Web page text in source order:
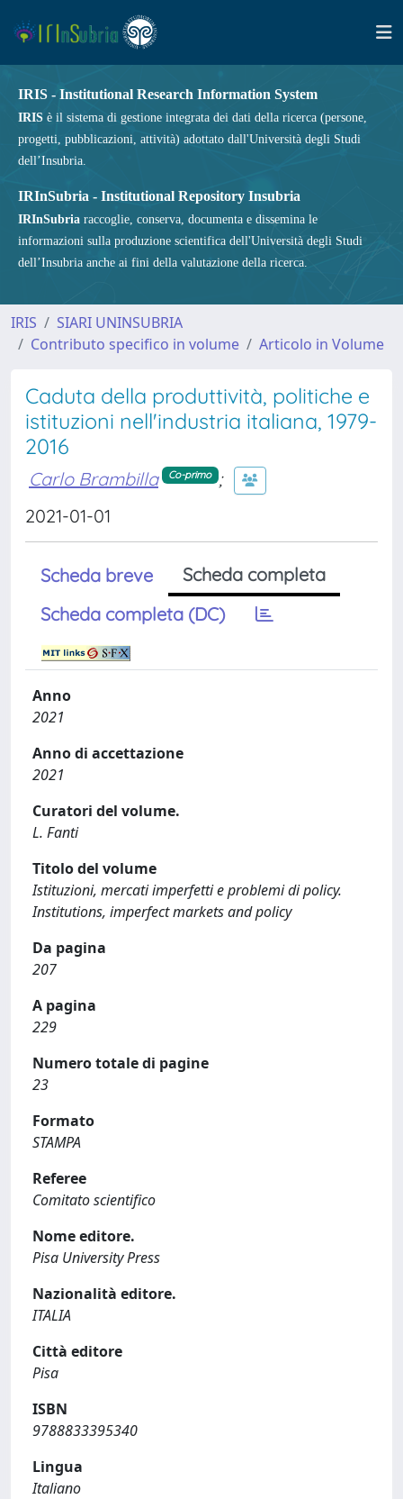
IRIS - Institutional Research Information System
IRIS è il sistema di gestione integrata dei dati della ricerca (persone,
progetti, pubblicazioni, attività) adottato dall'Università degli Studi
dell’Insubria.
IRInSubria - Institutional Repository Insubria
IRInSubria raccoglie, conserva, documenta e dissemina le
informazioni sulla produzione scientifica dell'Università degli Studi
dell’Insubria anche ai fini della valutazione della ricerca.
IRIS
SIARI UNINSUBRIA
Contributo specifico in volume
Articolo in Volume
Caduta della produttività, politiche e
istituzioni nell'industria italiana, 1979-
2016
Carlo Brambilla Co-primo ;
2021-01-01
Scheda breve
Scheda completa
Scheda completa (DC)
Anno
2021
Anno di accettazione
2021
Curatori del volume.
L. Fanti
Titolo del volume
Istituzioni, mercati imperfetti e problemi di policy.
Institutions, imperfect markets and policy
Da pagina
207
A pagina
229
Numero totale di pagine
23
Formato
STAMPA
Referee
Comitato scientifico
Nome editore.
Pisa University Press
Nazionalità editore.
ITALIA
Città editore
Pisa
ISBN
9788833395340
Lingua
Italiano